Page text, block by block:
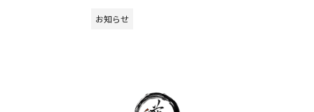
お知らせ